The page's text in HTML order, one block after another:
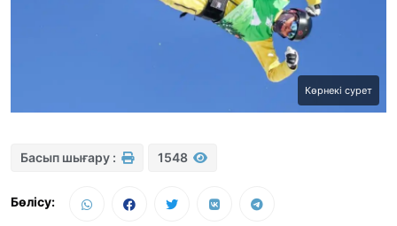
Көрнекі сурет
Басып шығару : 1548
Бөлісу: